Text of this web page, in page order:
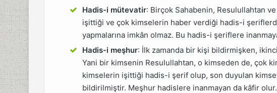
Hadis-i mütevatir: Birçok Sahabenin, Resulullahtan
işittiği ve çok kimselerin haber verdiği hadis-i
yapmalarına imkân olmaz. Bu hadis-i şeriflere
Hadis-i meşhur: İlk zamanda bir kişi bildirmişken,
Yani bir kimsenin Resulullahtan, o kimseden de, çok
kimselerin işittiği hadis-i şerif olup, son duyulan
bildirilmiştir. Meşhur hadislere inanmayan da kâfir olur.